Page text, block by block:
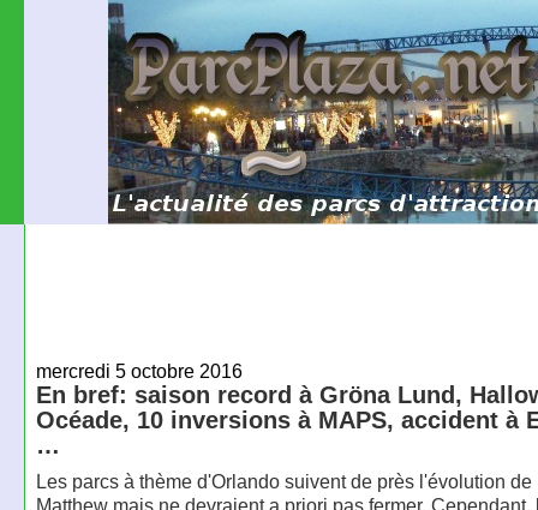
mercredi 5 octobre 2016
En bref: saison record à Gröna Lund,
Océade, 10 inversions à MAPS, accident à
…
Les parcs à thème d'Orlando suivent de près l'évolution de
Matthew mais ne devraient a priori pas fermer. Cependant,